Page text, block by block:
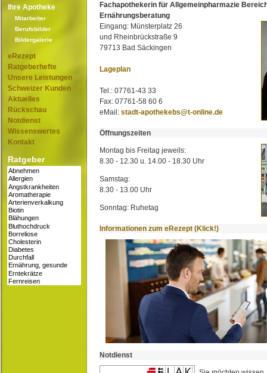
Ihre Apotheke
Mitarbeiter
Berufsbilder
Bildergalerie
eRezept
Ratgeberhefte
Unsere Leistungen
Schweizer Kunden
Aktuelles
Rückschau
Notdienst
Wissenswertes
Kontakt
Ratgeber
Fachapothekerin für Allgemeinpharmazie
Ernährungsberatung
Eingang: Münsterplatz 26
und Rheinbrückstraße 9
79713 Bad Säckingen
Lageplan
Tel.: 07761-43 33
Fax: 07761-58 60 6
eMail: stadt-apothekebs@t-online.de
Öffnungszeiten
Montag bis Freitag jeweils:
8.30 - 12.30 u. 14.00 - 18.30 Uhr
Samstag:
8.30 - 13.00 Uhr
Sonntag: Ruhetag
Informationen zum eRezept (Klick!)
Notdienst